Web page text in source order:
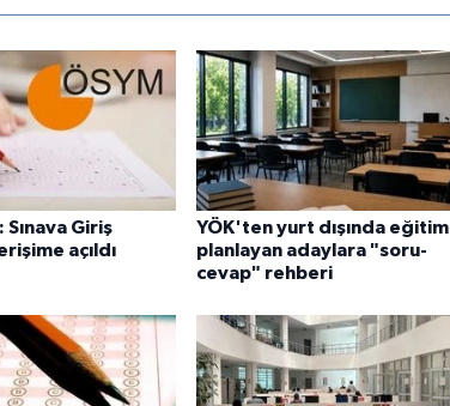
Giriş
açıldı
YÖK'ten yurt dışında eğitim
planlayan adaylara "soru-
cevap" rehberi